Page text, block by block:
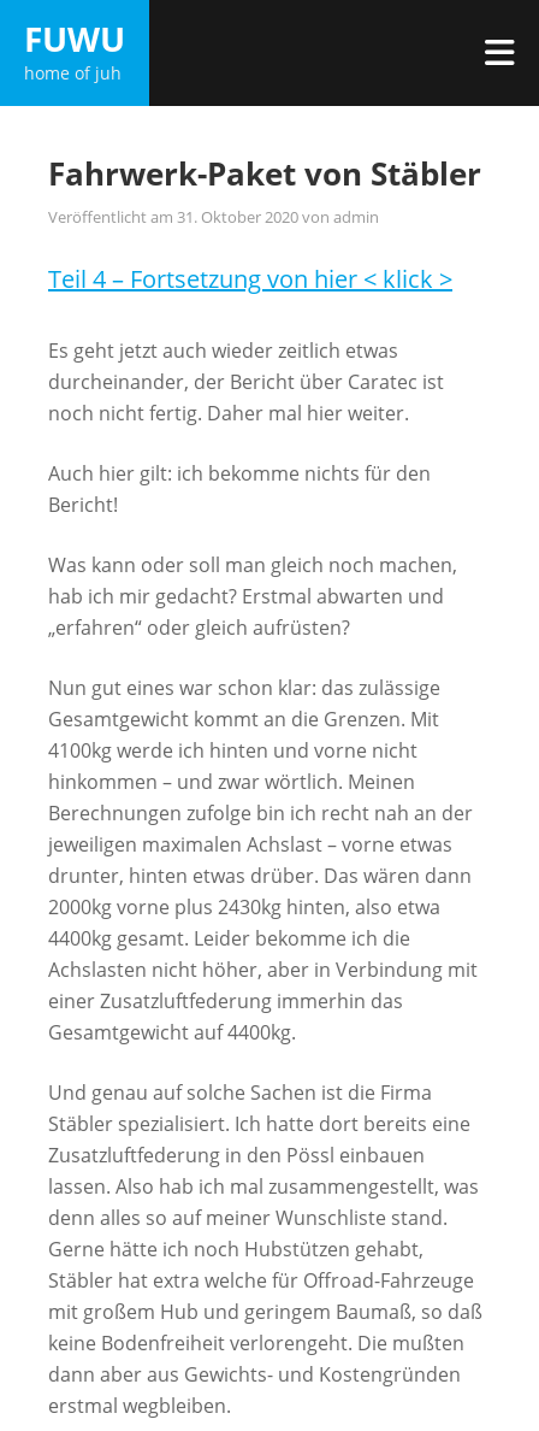
Inhalt
springen
FUWU
home of juh
Fahrwerk-Paket von Stäbler
Veröffentlicht am 31. Oktober 2020von admin
Teil 4 – Fortsetzung von hier < klick >
Es geht jetzt auch wieder zeitlich etwas
durcheinander, der Bericht über Caratec ist
noch nicht fertig. Daher mal hier weiter.
Auch hier gilt: ich bekomme nichts für den
Bericht!
Was kann oder soll man gleich noch machen,
hab ich mir gedacht? Erstmal abwarten und
„erfahren“ oder gleich aufrüsten?
Nun gut eines war schon klar: das zulässige
Gesamtgewicht kommt an die Grenzen. Mit
4100kg werde ich hinten und vorne nicht
hinkommen – und zwar wörtlich. Meinen
Berechnungen zufolge bin ich recht nah an der
jeweiligen maximalen Achslast – vorne etwas
drunter, hinten etwas drüber. Das wären dann
2000kg vorne plus 2430kg hinten, also etwa
4400kg gesamt. Leider bekomme ich die
Achslasten nicht höher, aber in Verbindung mit
einer Zusatzluftfederung immerhin das
Gesamtgewicht auf 4400kg.
Und genau auf solche Sachen ist die Firma
Stäbler spezialisiert. Ich hatte dort bereits eine
Zusatzluftfederung in den Pössl einbauen
lassen. Also hab ich mal zusammengestellt, was
denn alles so auf meiner Wunschliste stand.
Gerne hätte ich noch Hubstützen gehabt,
Stäbler hat extra welche für Offroad-Fahrzeuge
mit großem Hub und geringem Baumaß, so daß
keine Bodenfreiheit verlorengeht. Die mußten
dann aber aus Gewichts- und Kostengründen
erstmal wegbleiben.